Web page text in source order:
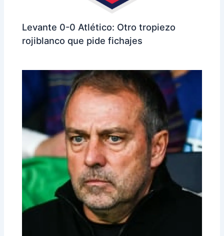
Levante 0-0 Atlético: Otro tropiezo
rojiblanco que pide fichajes